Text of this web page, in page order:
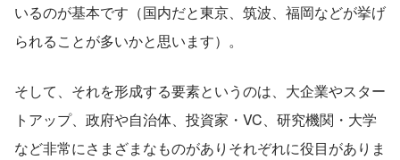
いるのが基本です（国内だと東京、筑波、福岡などが挙げ
られることが多いかと思います）。
そして、それを形成する要素というのは、大企業やスター
トアップ、政府や自治体、投資家・VC、研究機関・大学
など非常にさまざまなものがありそれぞれに役目がありま